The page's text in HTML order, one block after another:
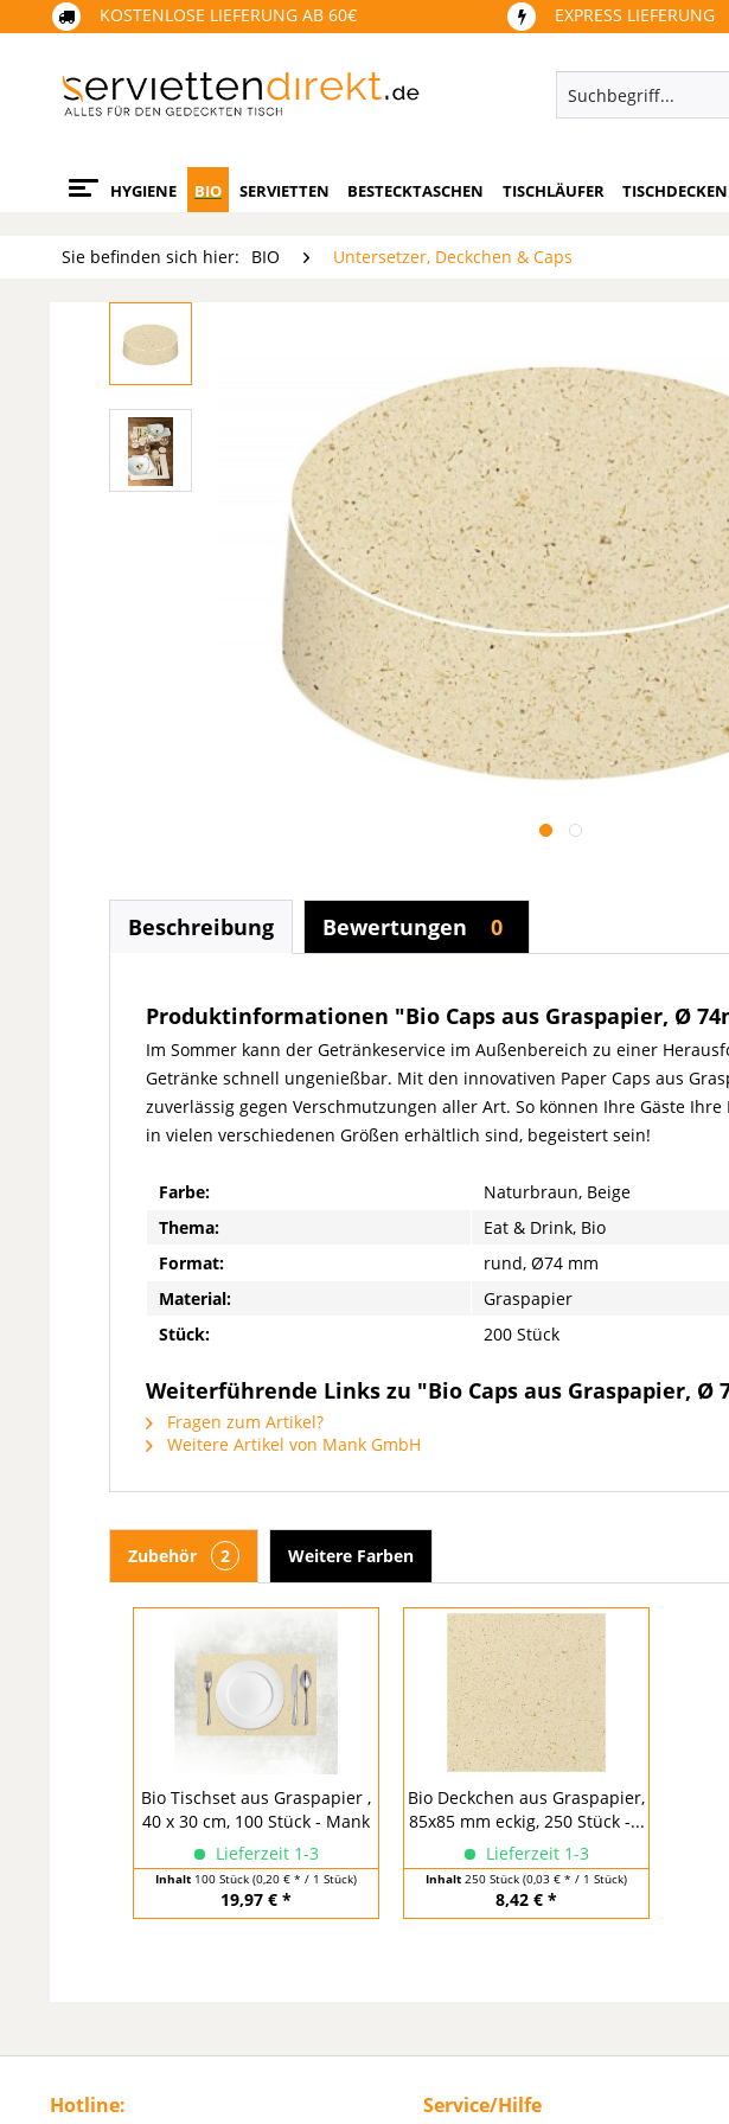
KOSTENLOSE LIEFERUNG AB 60€ EXPRESS LIEFERUNG
HYGIENE BIO SERVIETTEN BESTECKTASCHEN TISCHLÄUFER TISCHDECKEN
Sie befinden sich hier: BIO Untersetzer, Deckchen & Caps
Beschreibung Bewertungen 0
Produktinformationen "Bio Caps aus Graspapier, Ø
Im Sommer kann der Getränkeservice im Außenbereich zu einer
Getränke schnell ungenießbar. Mit den innovativen Paper Caps aus
zuverlässig gegen Verschmutzungen aller Art. So können Ihre Gäste
in vielen verschiedenen Größen erhältlich sind, begeistert sein!
Farbe:
Naturbraun, Beige
Thema:
Eat & Drink, Bio
Format:
rund, Ø74 mm
Material:
Graspapier
Stück:
200 Stück
Weiterführende Links zu "Bio Caps aus Graspapier, Ø
Fragen zum Artikel?
Weitere Artikel von Mank GmbH
Zubehör 2 Weitere Farben
Bio Tischset aus Graspapier ,
40 x 30 cm, 100 Stück - Mank
Lieferzeit 1-3
Inhalt 100 Stück (0,20 € * / 1 Stück)
19,97 € *
Bio Deckchen aus Graspapier,
85x85 mm eckig, 250 Stück -...
Lieferzeit 1-3
Inhalt 250 Stück (0,03 € * / 1 Stück)
8,42 € *
Hotline: Service/Hilfe